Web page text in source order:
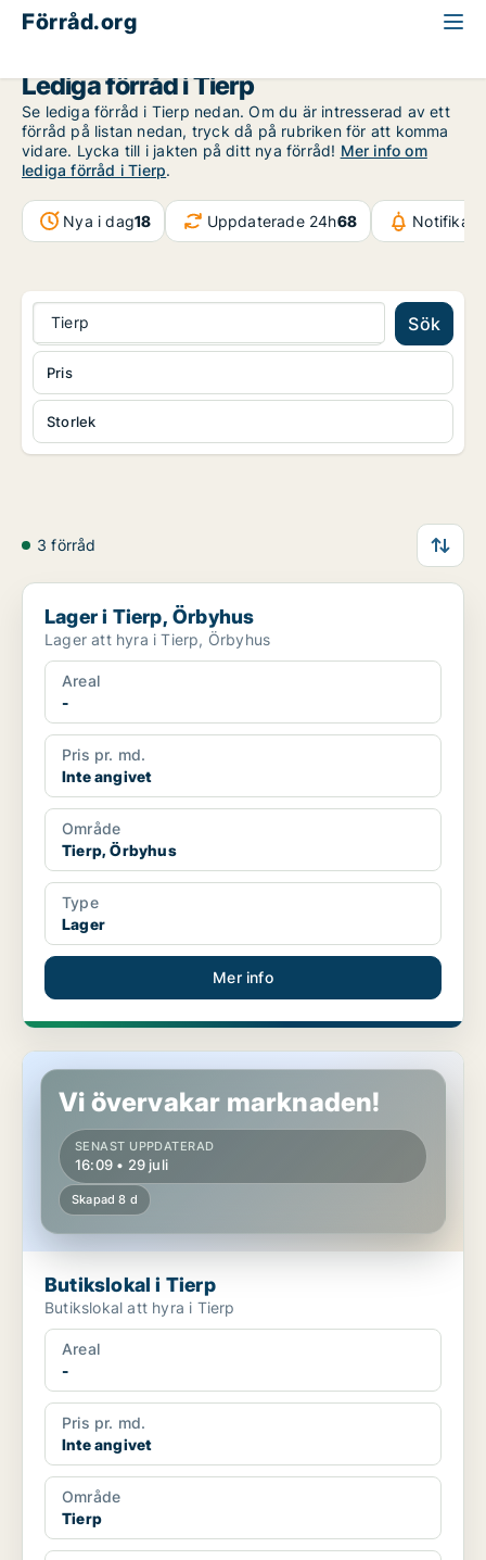
Förråd.org
Lediga förråd i Tierp
Se lediga förråd i Tierp nedan. Om du är intresserad av ett
förråd på listan nedan, tryck då på rubriken för att komma
vidare. Lycka till i jakten på ditt nya förråd! Mer info om
lediga förråd i Tierp.
Nya i dag18 Uppdaterade 24h68
Tierp Sök
Storlek
Pris
3 förråd
Lager i Tierp, Örbyhus
Lager i Tierp, Örbyhus
Lager att hyra i Tierp, Örbyhus
Areal
-
Pris pr. md.
Inte angivet
Område
Tierp, Örbyhus
Type
Lager
Mer info
Butikslokal i Tierp
Vi övervakar marknaden!
SENAST UPPDATERAD
16:09 • 29 juli
Skapad 8 d
Butikslokal i Tierp
Butikslokal att hyra i Tierp
Areal
-
Pris pr. md.
Inte angivet
Område
Tierp